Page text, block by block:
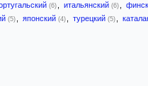
(6) итальянский (6)
(5) японский (4) турецкий (5)